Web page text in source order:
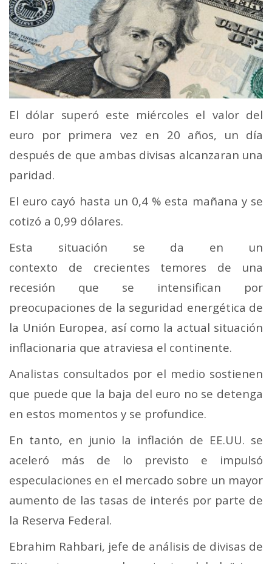
El dólar superó este miércoles el valor del
euro por primera vez en 20 años, un día
después de que ambas divisas alcanzaran una
paridad.
El euro cayó hasta un 0,4 % esta mañana y se
cotizó a 0,99 dólares.
Esta situación se da en un
contexto de crecientes temores de una
recesión que se intensifican por
preocupaciones de la seguridad energética de
la Unión Europea, así como la actual situación
inflacionaria que atraviesa el continente.
Analistas consultados por el medio sostienen
que puede que la baja del euro no se detenga
en estos momentos y se profundice.
En tanto, en junio la inflación de EE.UU. se
aceleró más de lo previsto e impulsó
especulaciones en el mercado sobre un mayor
aumento de las tasas de interés por parte de
la Reserva Federal.
Ebrahim Rahbari, jefe de análisis de divisas de